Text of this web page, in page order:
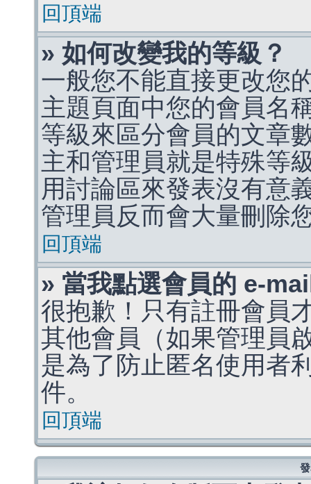
回頂端
» 如何改變我的等級？
一般您不能直接更改您
主題頁面中您的會員名
等級來區分會員的文章
主和管理員就是特殊等
用討論區來發表沒有意
管理員反而會大量刪除
回頂端
» 當我點選會員的 e-
很抱歉！只有註冊會員
其他會員（如果管理員
是為了防止匿名使用者
件。
回頂端